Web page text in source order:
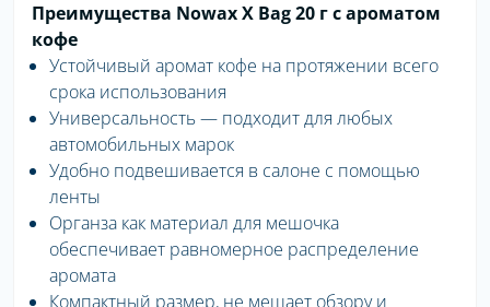
Преимущества Nowax X Bag 20 г с ароматом
кофе
Устойчивый аромат кофе на протяжении всего
срока использования
Универсальность — подходит для любых
автомобильных марок
Удобно подвешивается в салоне с помощью
ленты
Органза как материал для мешочка
обеспечивает равномерное распределение
аромата
Компактный размер, не мешает обзору и